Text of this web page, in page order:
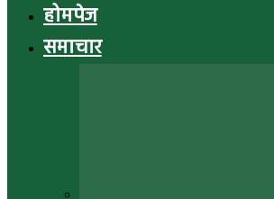
होमपेज
समाचार